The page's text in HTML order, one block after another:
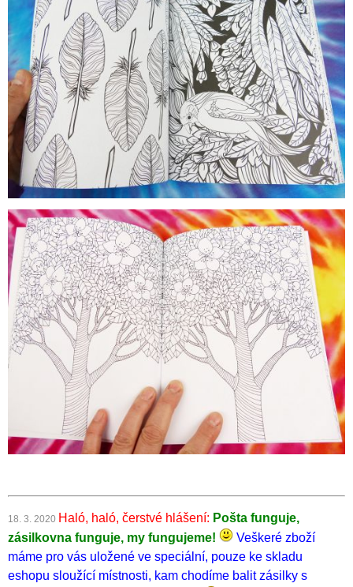
18. 3. 2020 Haló, haló, čerstvé hlášení: Pošta funguje,
zásilkovna funguje, my fungujeme!
Veškeré zboží
máme pro vás uložené ve speciální, pouze ke skladu
eshopu sloužící místnosti, kam chodíme balit zásilky s